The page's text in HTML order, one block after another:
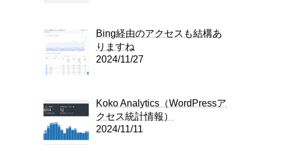
Bing経由のアクセスも結構あ
りますね
2024/11/27
Koko Analytics（WordPressア
クセス統計情報）
2024/11/11